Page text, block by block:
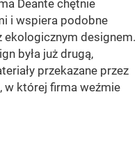
Deante chętnie
i wspiera podobne
ekologicznym designem.
była już drugą,
przekazane przez
w której firma weźmie